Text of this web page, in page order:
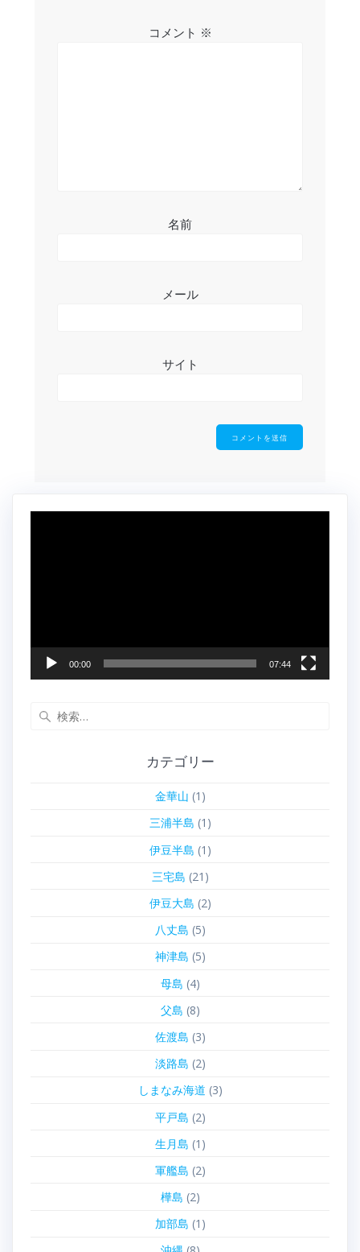
コメント ※
名前
メール
サイト
00:00 07:44
カテゴリー
金華山 (1)
三浦半島 (1)
伊豆半島 (1)
三宅島 (21)
伊豆大島 (2)
八丈島 (5)
神津島 (5)
母島 (4)
父島 (8)
佐渡島 (3)
淡路島 (2)
しまなみ海道 (3)
平戸島 (2)
生月島 (1)
軍艦島 (2)
樺島 (2)
加部島 (1)